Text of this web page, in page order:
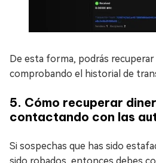
De esta forma, podrás
comprobando el historial de
5. Cómo recuperar
contactando con las
Si sospechas que has sido